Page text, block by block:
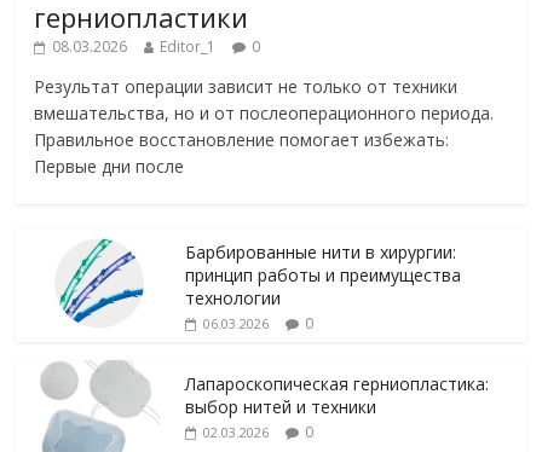
герниопластики
08.03.2026 Editor_1 0
Результат операции зависит не только от техники
вмешательства, но и от послеоперационного периода.
Правильное восстановление помогает избежать:
Первые дни после
Барбированные нити в хирургии:
принцип работы и преимущества
технологии
06.03.2026 0
Лапароскопическая герниопластика:
выбор нитей и техники
02.03.2026 0